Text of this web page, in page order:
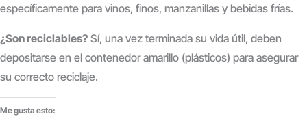
específicamente para vinos, finos, manzanillas y bebidas frías.
¿Son reciclables? Sí, una vez terminada su vida útil, deben
depositarse en el contenedor amarillo (plásticos) para asegurar
su correcto reciclaje.
Me gusta esto: